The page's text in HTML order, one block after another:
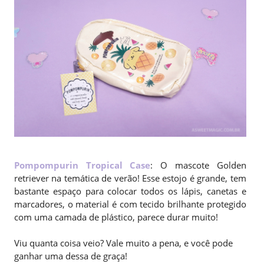
Pompompurin Tropical Case: O mascote Golden
retriever na temática de verão! Esse estojo é grande, tem
bastante espaço para colocar todos os lápis, canetas e
marcadores, o material é com tecido brilhante protegido
com uma camada de plástico, parece durar muito!
Viu quanta coisa veio? Vale muito a pena, e você pode
ganhar uma dessa de graça!